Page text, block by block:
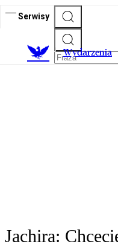
Serwisy
Wydarzenia
Jachira: